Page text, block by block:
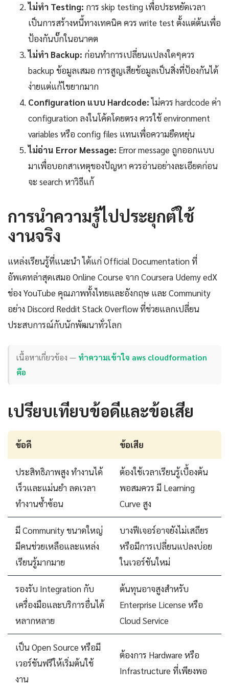
ไม่ทำ Testing: การ skip testing เพื่อประหยัดเวลา
เป็นการสร้างหนี้ทางเทคนิค ควร write test ตั้งแต่ต้นเพื่อ
ป้องกันบั๊กในอนาคต
ไม่ทำ Backup: ก่อนทำการเปลี่ยนแปลงใดๆควร
backup ข้อมูลเสมอ การสูญเสียข้อมูลเป็นสิ่งที่ป้องกันได้
ง่ายแต่แก้ไขยากมาก
Configuration แบบ Hardcode:ไม่ควร hardcode ค่า
configuration ลงในโค้ดโดยตรง ควรใช้ environment
variables หรือ config files แทนเพื่อความยืดหยุ่น
ไม่อ่าน Error Message: Error message ถูกออกแบบ
มาเพื่อบอกสาเหตุของปัญหา ควรอ่านอย่างละเอียดก่อน
จะ search หาวิธีแก้
การนำความรู้ไปประยุกต์ใช้
งานจริง
แหล่งเรียนรู้ที่แนะนำ ได้แก่ Official Documentation ที่
อัพเดทล่าสุดเสมอ Online Course จาก Coursera Udemy edX
ช่อง YouTube คุณภาพทั้งไทยและอังกฤษ และ Community
อย่าง Discord Reddit Stack Overflow ที่ช่วยแลกเปลี่ยน
ประสบการณ์กับนักพัฒนาทั่วโลก
เนื้อหาเกี่ยวข้อง — ทำความเข้าใจ aws cloudformation
คือ
เปรียบเทียบข้อดีและข้อเสีย
ข้อดี ข้อเสีย
ประสิทธิภาพสูง ทำงานได้
เร็วและแม่นยำ ลดเวลา
ทำงานซ้ำซ้อน
ต้องใช้เวลาเรียนรู้เบื้องต้น
พอสมควร มี Learning
Curve สูง
มี Community ขนาดใหญ่
มีคนช่วยเหลือและแหล่ง
เรียนรู้มากมาย
บางฟีเจอร์อาจยังไม่เสถียร
หรือมีการเปลี่ยนแปลงบ่อย
ในเวอร์ชันใหม่
รองรับ Integration กับ
เครื่องมือและบริการอื่นได้
หลากหลาย
ต้นทุนอาจสูงสำหรับ
Enterprise License หรือ
Cloud Service
เป็น Open Source หรือมี
เวอร์ชันฟรีให้เริ่มต้นใช้
งาน
ต้องการ Hardware หรือ
Infrastructure ที่เพียงพอ